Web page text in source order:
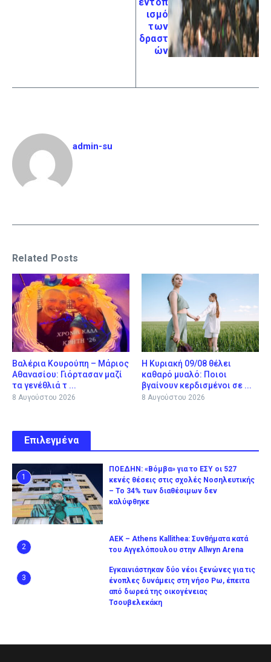
ισμό
των
δραστ
ών
admin-su
Related Posts
Βαλέρια Κουρούπη – Μάριος
Αθανασίου: Γιόρτασαν μαζί
τα γενέθλιά τ ...
8 Αυγούστου 2026
Η Κυριακή 09/08 θέλει
καθαρό μυαλό: Ποιοι
βγαίνουν κερδισμένοι σε ...
8 Αυγούστου 2026
Επιλεγμένα
1
ΠΟΕΔΗΝ: «Βόμβα» για το ΕΣΥ οι 527
κενές θέσεις στις σχολές Νοσηλευτικής
– Το 34% των διαθέσιμων δεν
καλύφθηκε
2
ΑΕΚ – Athens Kallithea: Συνθήματα κατά
του Αγγελόπουλου στην Allwyn Arena
3
Εγκαινιάστηκαν δύο νέοι ξενώνες για τις
ένοπλες δυνάμεις στη νήσο Ρω, έπειτα
από δωρεά της οικογένειας
Τσουβελεκάκη